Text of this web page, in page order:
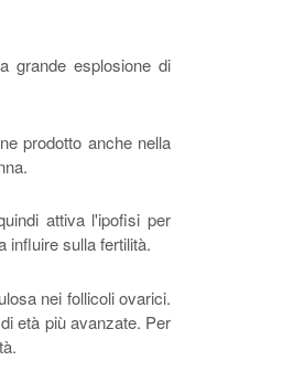
grande esplosione di
prodotto anche nella
attiva l'ipofisi per
influire sulla fertilità.
nei follicoli ovarici.
età più avanzate. Per